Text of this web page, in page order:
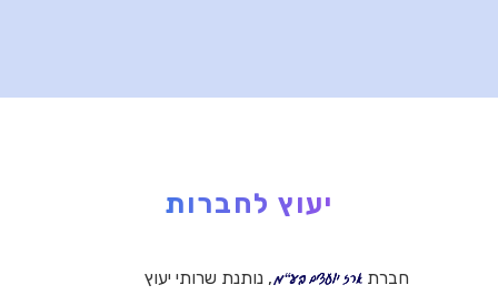
יעוץ לחברות
חברת
, נותנת שרותי יעוץ